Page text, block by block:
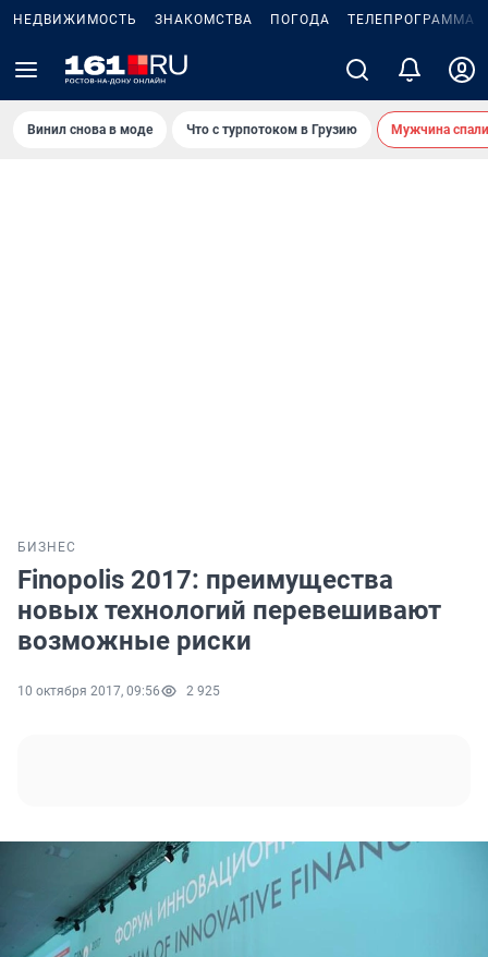
НЕДВИЖИМОСТЬ ЗНАКОМСТВА ПОГОДА ТЕЛЕПРОГРАММА
Винил снова в моде Что с турпотоком в Грузию Мужчина
БИЗНЕС
Finopolis 2017: преимущества
новых технологий перевешивают
возможные риски
10 октября 2017, 09:56 2 925